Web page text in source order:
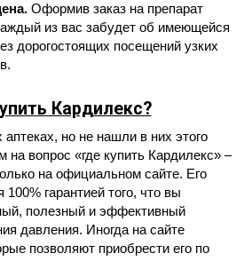
Оформив заказ на препарат
из вас забудет об имеющейся
дорогостоящих посещений узких
Кардилекс?
но не нашли в них этого
на вопрос «где купить Кардилекс» –
на официальном сайте. Его
100% гарантией того, что вы
полезный и эффективный
давления. Иногда на сайте
позволяют приобрести его по